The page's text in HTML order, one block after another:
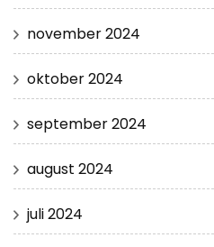
november 2024
oktober 2024
september 2024
august 2024
juli 2024